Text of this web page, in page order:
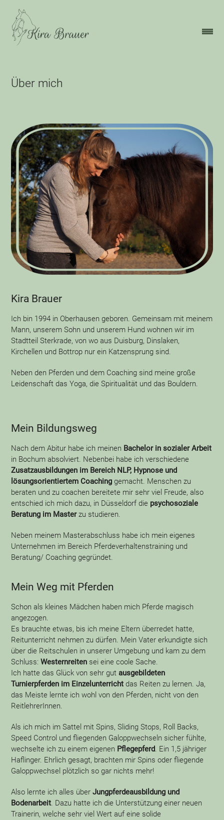
Über mich
Kira Brauer
Ich bin 1994 in Oberhausen geboren. Gemeinsam mit meinem
Mann, unserem Sohn und unserem Hund wohnen wir im
Stadtteil Sterkrade, von wo aus Duisburg, Dinslaken,
Kirchellen und Bottrop nur ein Katzensprung sind.
Neben den Pferden und dem Coaching sind meine große
Leidenschaft das Yoga, die Spiritualität und das Bouldern.
Mein Bildungsweg
Nach dem Abitur habe ich meinen Bachelor in sozialer Arbeit
in Bochum absolviert. Nebenbei habe ich verschiedene
Zusatzausbildungen im Bereich NLP, Hypnose und
lösungsorientiertem Coaching gemacht. Menschen zu
beraten und zu coachen bereitete mir sehr viel Freude, also
entschied ich mich dazu, in Düsseldorf die psychosoziale
Beratung im Masterzu studieren.
Neben meinem Masterabschluss habe ich mein eigenes
Unternehmen im Bereich Pferdeverhaltenstraining und
Beratung/ Coaching gegründet.
Mein Weg mit Pferden
Schon als kleines Mädchen haben mich Pferde magisch
angezogen.
Es brauchte etwas, bis ich meine Eltern überredet hatte,
Reitunterricht nehmen zu dürfen. Mein Vater erkundigte sich
über die Reitschulen in unserer Umgebung und kam zu dem
Schluss:Westernreiten sei eine coole Sache.
Ich hatte das Glück von sehr gutausgebildeten
Turnierpferden im Einzelunterricht das Reiten zu lernen. Ja,
das Meiste lernte ich wohl von den Pferden, nicht von den
ReitlehrerInnen.
Als ich mich im Sattel mit Spins, Sliding Stops, Roll Backs,
Speed Control und fliegenden Galoppwechseln sicher fühlte,
wechselte ich zu einem eigenen Pflegepferd. Ein 1,5 jähriger
Haflinger. Ehrlich gesagt, brachten mir Spins oder fliegende
Galoppwechsel plötzlich so gar nichts mehr!
Also lernte ich alles überJungpferdeausbildung und
Bodenarbeit. Dazu hatte ich die Unterstützung einer neuen
Trainerin, welche sehr viel Wert auf eine solide